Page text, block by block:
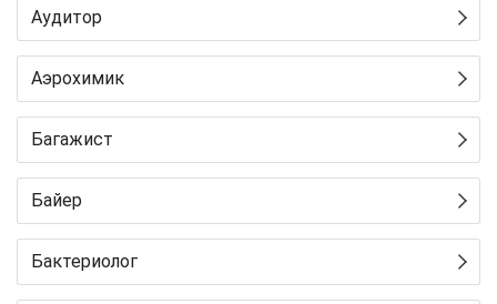
Аудитор
Аэрохимик
Багажист
Байер
Бактериолог